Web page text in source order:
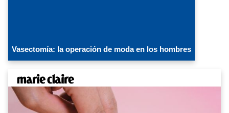
Vasectomía: la operación de moda en los hombres